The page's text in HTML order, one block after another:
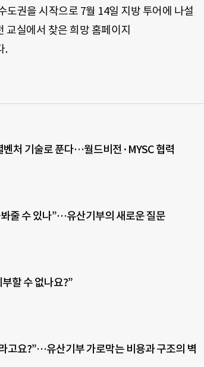
도권을 시작으로 7월 14일 지방 투어에 나설
교실에서 찾은 희망 홈페이지
.
벤처 기술로 푼다…월드비전·MYSC 협력
줄 수 있나”…유산기부의 새로운 질문
할 수 없나요?”
고요?”…유산기부 가로막는 비용과 구조의 벽